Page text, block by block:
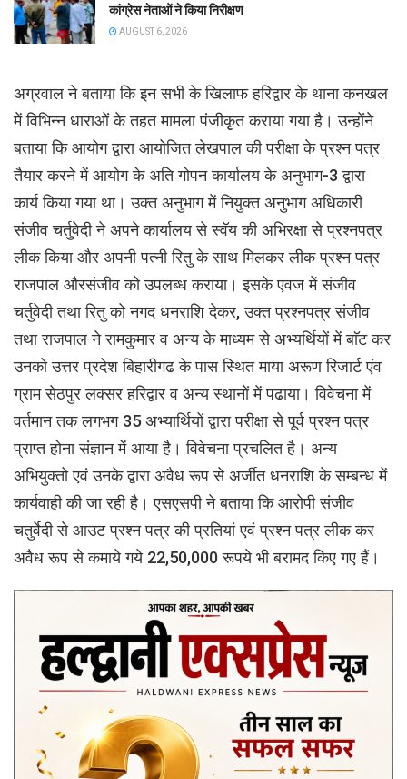
कांग्रेस नेताओं ने किया निरीक्षण
AUGUST 6, 2026
अग्रवाल ने बताया कि इन सभी के खिलाफ हरिद्वार के थाना कनखल
में विभिन्न धाराओं के तहत मामला पंजीकृृत कराया गया है। उन्होंने
बताया कि आयोग द्वारा आयोजित लेखपाल की परीक्षा के प्रश्न पत्र
तैयार करने में आयोग के अति गोपन कार्यालय के अनुभाग-3 द्वारा
कार्य किया गया था। उक्त अनुभाग में नियुक्त अनुभाग अधिकारी
संजीव चर्तुवेदी ने अपने कार्यालय से स्वॅय की अभिरक्षा से प्रश्नपत्र
लीक किया और अपनी पत्नी रितु के साथ मिलकर लीक प्रश्न पत्र
राजपाल औरसंजीव को उपलब्ध कराया। इसके एवज में संजीव
चर्तुवेदी तथा रितु को नगद धनराशि देकर, उक्त प्रश्नपत्र संजीव
तथा राजपाल ने रामकुमार व अन्य के माध्यम से अभ्यर्थियों में बाॅट कर
उनको उत्तर प्रदेश बिहारीगढ के पास स्थित माया अरूण रिजार्ट एंव
ग्राम सेठपुर लक्सर हरिद्वार व अन्य स्थानों में पढाया। विवेचना में
वर्तमान तक लगभग 35 अभ्यार्थियों द्वारा परीक्षा से पूर्व प्रश्न पत्र
प्राप्त होना संज्ञान में आया है। विवेचना प्रचलित है। अन्य
अभियुक्तो एवं उनके द्वारा अवैध रूप से अर्जीत धनराशि के सम्बन्ध में
कार्यवाही की जा रही है। एसएसपी ने बताया कि आरोपी संजीव
चतुर्वेदी से आउट प्रश्न पत्र की प्रतियां एवं प्रश्न पत्र लीक कर
अवैध रूप से कमाये गये 22,50,000 रूपये भी बरामद किए गए हैं।